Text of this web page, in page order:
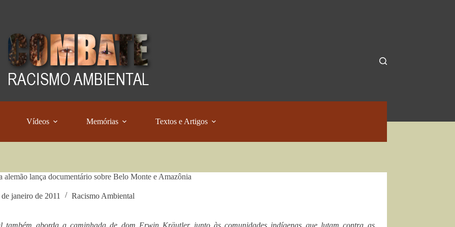
Vídeos Memórias Textos e Artigos
alemão lança documentário sobre Belo Monte e Amazônia
janeiro de 2011 Racismo Ambiental
também aborda a caminhada de dom Erwin Kräutler junto às comunidades indígenas que lutam contra as